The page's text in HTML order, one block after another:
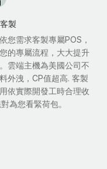
製
您需求客製專屬POS，
的專屬流程，大大提升
雲端主機為美國公司不
外洩，CP值超高. 客製
依實際開發工時合理收
為您看緊荷包。